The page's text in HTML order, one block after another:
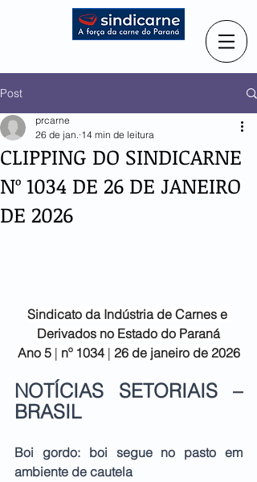
Post
CLIPPING DO SINDICARNE
Nº 1034 DE 26 DE JANEIRO
DE 2026
prcarne
26 de jan. 14 min de leitura
Sindicato da Indústria de Carnes e
Derivados no Estado do Paraná
Ano 5 | nº 1034 | 26 de janeiro de 2026
NOTÍCIAS SETORIAIS –
BRASIL
Boi gordo: boi segue no pasto em
ambiente de cautela